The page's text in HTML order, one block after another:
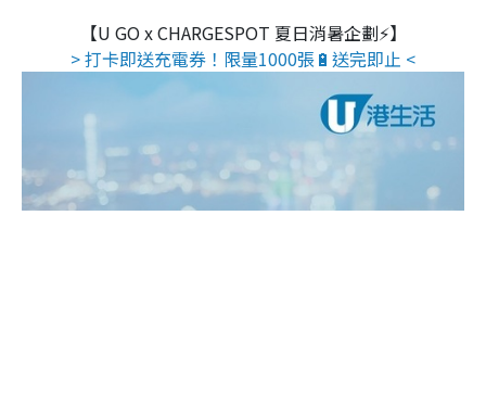
【U GO x CHARGESPOT 夏日消暑企劃⚡】
> 打卡即送充電券！限量1000張🔋送完即止 <